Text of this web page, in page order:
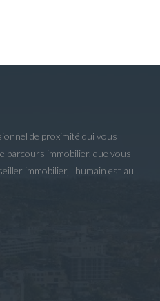
de proximité qui vous
parcours immobilier, que vous
immobilier, l'humain est au